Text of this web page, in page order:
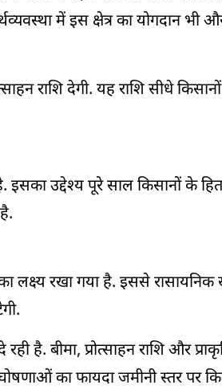
में इस क्षेत्र का योगदान भी
राशि देगी. यह राशि सीधे
उद्देश्य पूरे साल किसानों के
लक्ष्य रखा गया है. इससे
है. बीमा, प्रोत्साहन राशि और
का फायदा जमीनी स्तर पर